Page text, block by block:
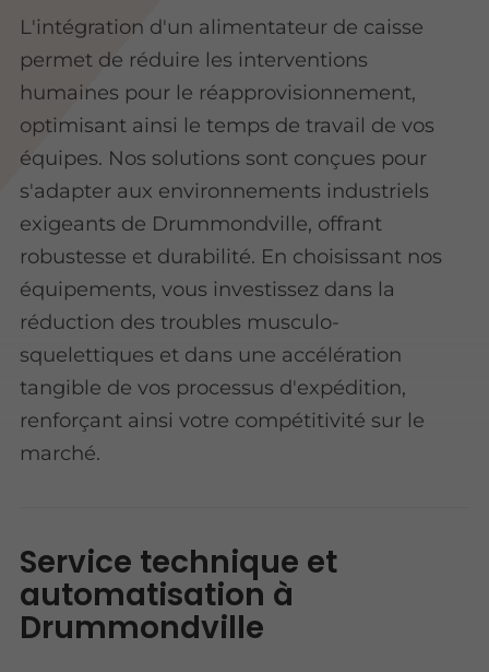
L'intégration d'un alimentateur de caisse
permet de réduire les interventions
humaines pour le réapprovisionnement,
optimisant ainsi le temps de travail de vos
équipes. Nos solutions sont conçues pour
s'adapter aux environnements industriels
exigeants de Drummondville, offrant
robustesse et durabilité. En choisissant nos
équipements, vous investissez dans la
réduction des troubles musculo-
squelettiques et dans une accélération
tangible de vos processus d'expédition,
renforçant ainsi votre compétitivité sur le
marché.
Service technique et
automatisation à
Drummondville